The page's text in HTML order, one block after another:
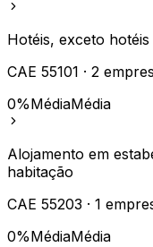
Hotéis, exceto
CAE 55101 · 2
0%MédiaMédia
Alojamento em
habitação
CAE 55203 · 1
0%MédiaMédia